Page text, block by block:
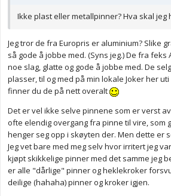
Ikke plast eller metallpinner? Hva skal jeg
Jeg tror de fra Europris er aluminium? Slike
så gode å jobbe med. (Syns jeg.) De fra
noe slag, glatte og gode å jobbe med. De
plasser, til og med på min lokale Joker her
finner du de på nett overalt
Det er vel ikke selve pinnene som er verst
ofte elendig overgang fra pinne til vire, som
henger seg opp i skøyten der. Men dette er
Jeg vet bare med meg selv hvor irritert jeg
kjøpt skikkelige pinner med det samme jeg
er alle "dårlige" pinner og heklekroker
deilige (hahaha) pinner og kroker igjen.